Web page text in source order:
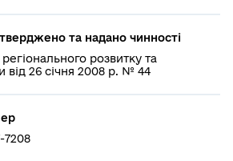
та надано чинності
розвитку та
від 26 січня 2008 р. № 44
7208